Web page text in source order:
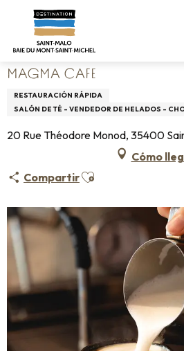
contenu
Home Vivir como en casa
Restaurantes
MAGMA CAFE
RESTAURACIÓN RÁPIDA
SALÓN DE TÉ - VENDEDOR DE HELADOS -
20 Rue Théodore Monod, 35400
Cómo
CompartirAjouter aux favoris